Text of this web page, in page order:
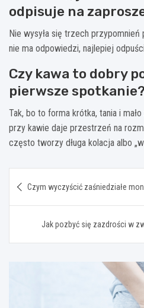
odpisuje na
Nie wysyła się trzech
nie ma odpowiedzi, najlepiej
Czy kawa to dobry
pierwsze spotkanie?
Tak, bo to forma krótka, tania i
przy kawie daje przestrzeń na
często tworzy długa kolacja albo
wpisu
Czym wyczyścić zaśniedziałe
Jak pozbyć się zazdrości w